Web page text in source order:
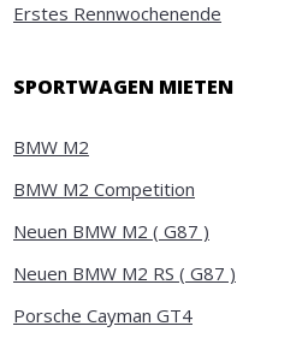
Erstes Rennwochenende
SPORTWAGEN MIETEN
BMW M2
BMW M2 Competition
Neuen BMW M2 ( G87 )
Neuen BMW M2 RS ( G87 )
Porsche Cayman GT4